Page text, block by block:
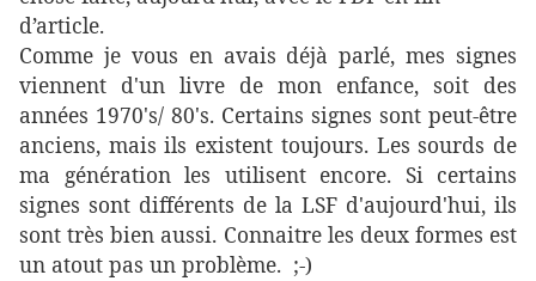
d’article.
Comme je vous en avais déjà parlé, mes signes
viennent d'un livre de mon enfance, soit des
années 1970's/ 80's. Certains signes sont peut-être
anciens, mais ils existent toujours. Les sourds de
ma génération les utilisent encore. Si certains
signes sont différents de la LSF d'aujourd'hui, ils
sont très bien aussi. Connaitre les deux formes est
un atout pas un problème. ;-)